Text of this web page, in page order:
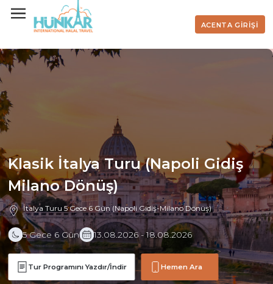
ACENTA GİRİŞİ
Klasik İtalya Turu (Napoli Gidiş
Milano Dönüş)
İtalya Turu 5 Gece 6 Gün (Napoli Gidiş-Milano Dönüş)
5 Gece 6 Gün 13.08.2026 - 18.08.2026
Tur Programını Yazdır/İndir Hemen Ara